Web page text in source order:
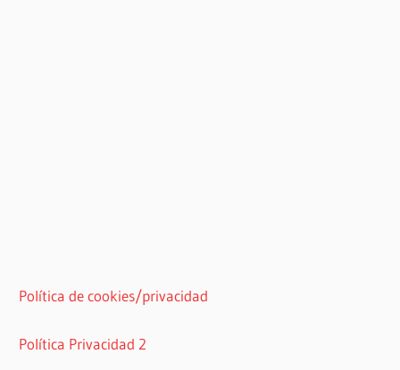
Política de cookies/privacidad
Política Privacidad 2